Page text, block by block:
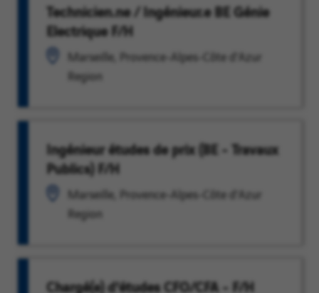
Technicien.ne / Ingénieur.e BE Génie
Electrique F/H
Marseille, Provence-Alpes-Côte d'Azur
Region
Ingénieur études de prix (BE - Travaux
Publics) F/H
Marseille, Provence-Alpes-Côte d'Azur
Region
Chargé(e) d'études CFO/CFA - F/H